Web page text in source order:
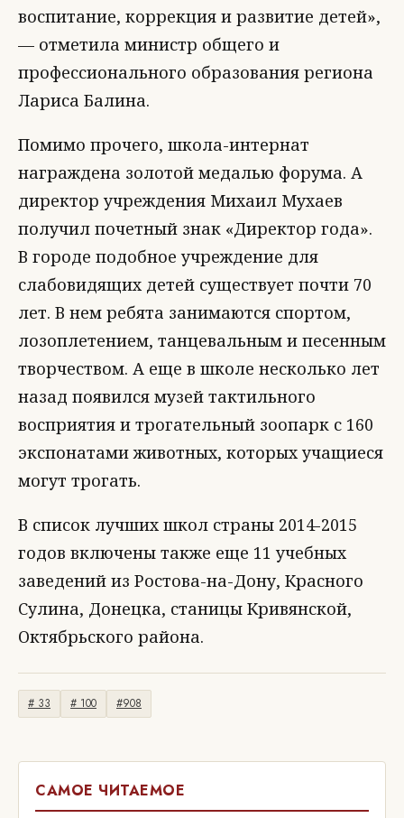
воспитание, коррекция и развитие детей»,
— отметила министр общего и
профессионального образования региона
Лариса Балина.
Помимо прочего, школа-интернат
награждена золотой медалью форума. А
директор учреждения Михаил Мухаев
получил почетный знак «Директор года».
В городе подобное учреждение для
слабовидящих детей существует почти 70
лет. В нем ребята занимаются спортом,
лозоплетением, танцевальным и песенным
творчеством. А еще в школе несколько лет
назад появился музей тактильного
восприятия и трогательный зоопарк с 160
экспонатами животных, которых учащиеся
могут трогать.
В список лучших школ страны 2014-2015
годов включены также еще 11 учебных
заведений из Ростова-на-Дону, Красного
Сулина, Донецка, станицы Кривянской,
Октябрьского района.
# 33 # 100 #908
САМОЕ ЧИТАЕМОЕ